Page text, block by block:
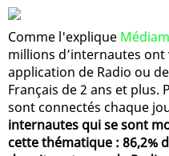
Comme l'explique
millions d’internautes
application de Radio ou
Français de 2 ans et plus.
sont connectés chaque
internautes qui se sont
cette thématique : 86,2%